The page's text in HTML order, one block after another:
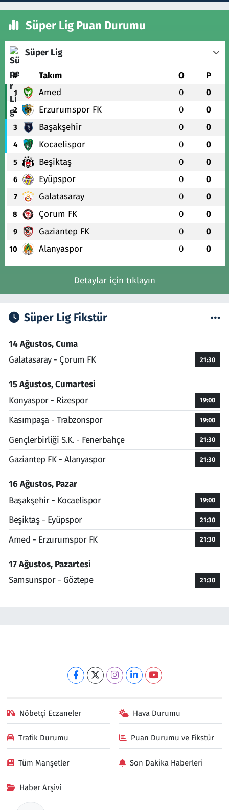
Süper Lig Puan Durumu
Süper Lig
# Takım O P
1 Amed 0 0
2 Erzurumspor FK 0 0
3 Başakşehir 0 0
4 Kocaelispor 0 0
5 Beşiktaş 0 0
6 Eyüpspor 0 0
7 Galatasaray 0 0
8 Çorum FK 0 0
9 Gaziantep FK 0 0
10 Alanyaspor 0 0
Detaylar için tıklayın
Süper Lig Fikstür
14 Ağustos, Cuma
Galatasaray - Çorum FK
21:30
15 Ağustos, Cumartesi
Konyaspor - Rizespor
19:00
Kasımpaşa - Trabzonspor 19:00
Gençlerbirliği S.K. - Fenerbahçe 21:30
Gaziantep FK - Alanyaspor 21:30
16 Ağustos, Pazar
Başakşehir - Kocaelispor
19:00
Beşiktaş - Eyüpspor 21:30
Amed - Erzurumspor FK 21:30
17 Ağustos, Pazartesi
Samsunspor - Göztepe
21:30
Nöbetçi Eczaneler Hava Durumu
Trafik Durumu Puan Durumu ve Fikstür
Tüm Manşetler Son Dakika Haberleri
Haber Arşivi